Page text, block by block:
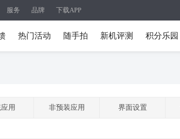
服务 品牌 下载APP
热门活动 随手拍 新机评测 积分乐园
用 非预装应用 界面设置